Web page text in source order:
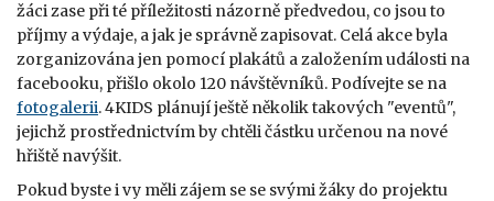
žáci zase při té příležitosti názorně předvedou, co jsou to
příjmy a výdaje, a jak je správně zapisovat. Celá akce byla
zorganizována jen pomocí plakátů a založením události na
facebooku, přišlo okolo 120 návštěvníků. Podívejte se na
fotogalerii. 4KIDS plánují ještě několik takových "eventů",
jejichž prostřednictvím by chtěli částku určenou na nové
hřiště navýšit.
Pokud byste i vy měli zájem se se svými žáky do projektu